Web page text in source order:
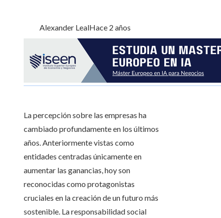
Alexander LealHace 2 años
La percepción sobre las empresas ha
cambiado profundamente en los últimos
años. Anteriormente vistas como
entidades centradas únicamente en
aumentar las ganancias, hoy son
reconocidas como protagonistas
cruciales en la creación de un futuro más
sostenible. La responsabilidad social